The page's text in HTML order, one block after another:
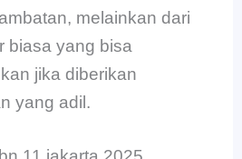
melainkan dari
biasa yang bisa
jika diberikan
yang adil.